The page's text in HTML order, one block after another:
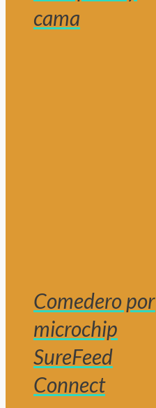
cama
Comedero por
microchip
SureFeed
Connect